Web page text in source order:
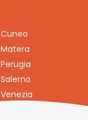
Cuneo
Matera
Perugia
Salerno
Venezia